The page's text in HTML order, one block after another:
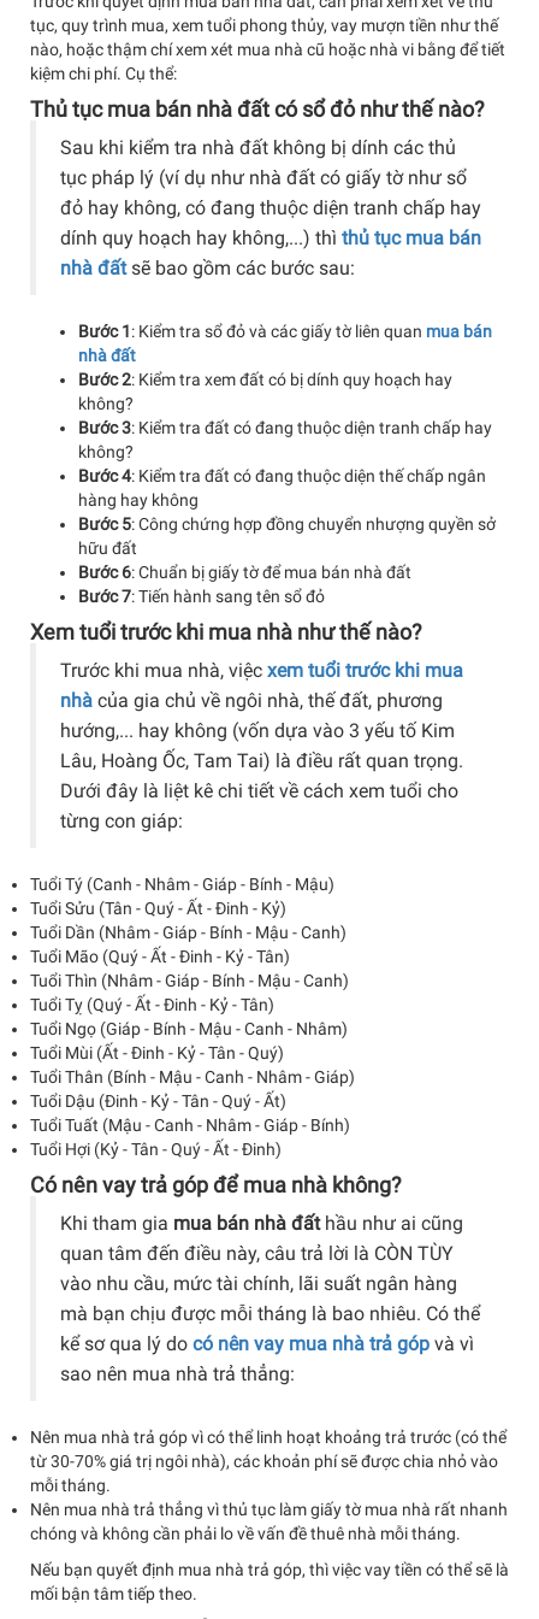
tục, quy trình mua, xem tuổi phong thủy, vay mượn tiền như thế
nào, hoặc thậm chí xem xét mua nhà cũ hoặc nhà vi bằng để tiết
kiệm chi phí. Cụ thể:
Thủ tục mua bán nhà đất có sổ đỏ như thế nào?
Sau khi kiểm tra nhà đất không bị dính các thủ
tục pháp lý (ví dụ như nhà đất có giấy tờ như sổ
đỏ hay không, có đang thuộc diện tranh chấp hay
dính quy hoạch hay không,...) thì thủ tục mua bán
nhà đấtsẽ bao gồm các bước sau:
Bước 1: Kiểm tra sổ đỏ và các giấy tờ liên quan mua bán
nhà đất
Bước 2: Kiểm tra xem đất có bị dính quy hoạch hay
không?
Bước 3: Kiểm tra đất có đang thuộc diện tranh chấp hay
không?
Bước 4: Kiểm tra đất có đang thuộc diện thế chấp ngân
hàng hay không
Bước 5: Công chứng hợp đồng chuyển nhượng quyền sở
hữu đất
Bước 6: Chuẩn bị giấy tờ để mua bán nhà đất
Bước 7: Tiến hành sang tên sổ đỏ
Xem tuổi trước khi mua nhà như thế nào?
Trước khi mua nhà, việc xem tuổi trước khi mua
nhà của gia chủ về ngôi nhà, thế đất, phương
hướng,... hay không (vốn dựa vào 3 yếu tố Kim
Lâu, Hoàng Ốc, Tam Tai) là điều rất quan trọng.
Dưới đây là liệt kê chi tiết về cách xem tuổi cho
từng con giáp:
Tuổi Tý (Canh - Nhâm - Giáp - Bính - Mậu)
Tuổi Sửu (Tân - Quý - Ất - Đinh - Kỷ)
Tuổi Dần (Nhâm - Giáp - Bính - Mậu - Canh)
Tuổi Mão (Quý - Ất - Đinh - Kỷ - Tân)
Tuổi Thìn (Nhâm - Giáp - Bính - Mậu - Canh)
Tuổi Tỵ (Quý - Ất - Đinh - Kỷ - Tân)
Tuổi Ngọ (Giáp - Bính - Mậu - Canh - Nhâm)
Tuổi Mùi (Ất - Đinh - Kỷ - Tân - Quý)
Tuổi Thân (Bính - Mậu - Canh - Nhâm - Giáp)
Tuổi Dậu (Đinh - Kỷ - Tân - Quý - Ất)
Tuổi Tuất (Mậu - Canh - Nhâm - Giáp - Bính)
Tuổi Hợi (Kỷ - Tân - Quý - Ất - Đinh)
Có nên vay trả góp để mua nhà không?
Khi tham gia mua bán nhà đấthầu như ai cũng
quan tâm đến điều này, câu trả lời là CÒN TÙY
vào nhu cầu, mức tài chính, lãi suất ngân hàng
mà bạn chịu được mỗi tháng là bao nhiêu. Có thể
kể sơ qua lý do có nên vay mua nhà trả góp và vì
sao nên mua nhà trả thẳng:
Nên mua nhà trả góp vì có thể linh hoạt khoảng trả trước (có thể
từ 30-70% giá trị ngôi nhà), các khoản phí sẽ được chia nhỏ vào
mỗi tháng.
Nên mua nhà trả thẳng vì thủ tục làm giấy tờ mua nhà rất nhanh
chóng và không cần phải lo về vấn đề thuê nhà mỗi tháng.
Nếu bạn quyết định mua nhà trả góp, thì việc vay tiền có thể sẽ là
mối bận tâm tiếp theo.